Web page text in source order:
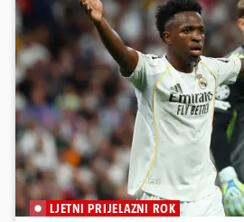
LJETNI PRIJELAZNI ROK